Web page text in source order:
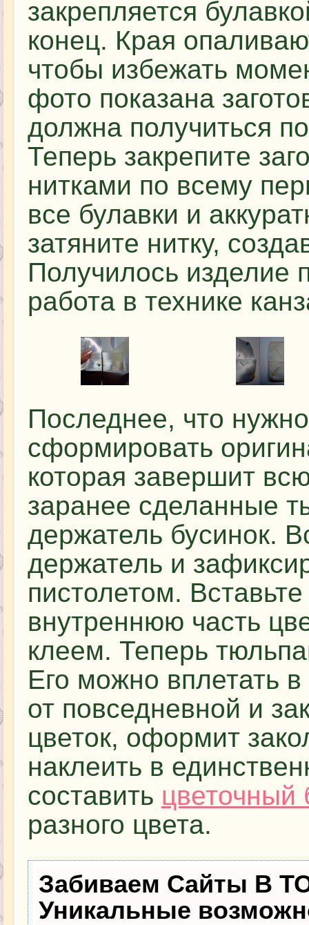
закрепляется
конец. Края
чтобы избежать
фото показана
должна получиться
Теперь закрепите
нитками по всему
все булавки и
затяните нитку,
Получилось изделие
работа в технике
Последнее, что
сформировать
которая завершит
заранее сделанные
держатель бусинок.
держатель и
пистолетом.
внутреннюю часть
клеем. Теперь
Его можно вплетать
от повседневной и
цветок, оформит
наклеить в
составить цветочный
разного цвета.
Забиваем Сайты В
Уникальные